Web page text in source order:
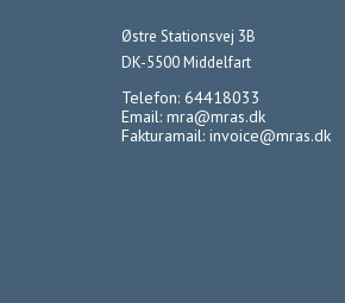
Østre Stationsvej 3B
DK-5500 Middelfart
Telefon: 64418033
Email: mra@mras.dk
Fakturamail: invoice@mras.dk